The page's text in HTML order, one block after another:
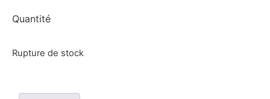
Quantité
Rupture de stock